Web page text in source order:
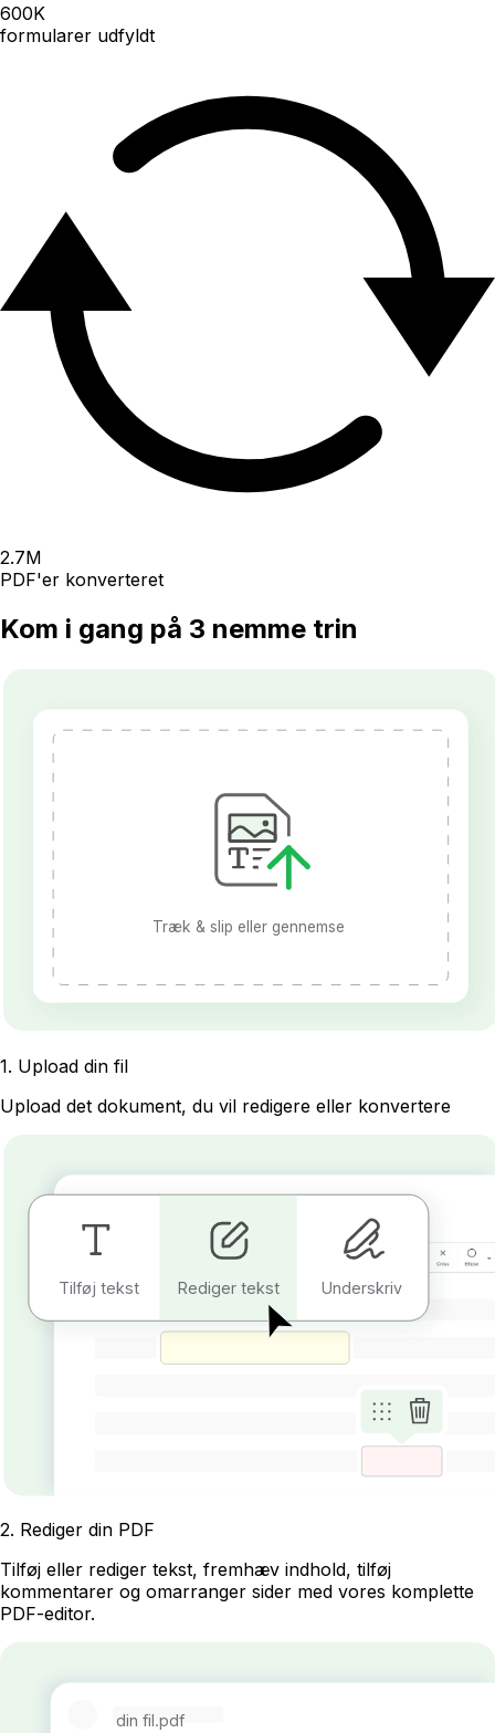
600K
formularer udfyldt
2.7M
PDF'er konverteret
Kom i gang på 3 nemme trin
Træk & slip eller gennemse
1. Upload din fil
Upload det dokument, du vil redigere eller konvertere
Tilføj tekst Rediger tekst Underskriv
2. Rediger din PDF
Tilføj eller rediger tekst, fremhæv indhold, tilføj
kommentarer og omarranger sider med vores komplette
PDF-editor.
din fil.pdf